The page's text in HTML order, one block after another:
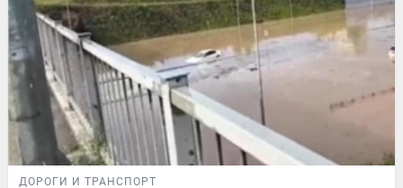
ДОРОГИ И ТРАНСПОРТ